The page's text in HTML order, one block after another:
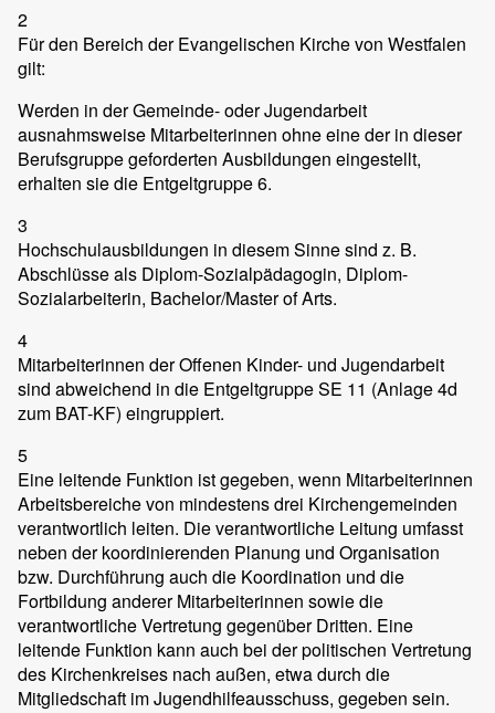
2
Für den Bereich der Evangelischen Kirche von Westfalen
gilt:
Werden in der Gemeinde- oder Jugendarbeit
ausnahmsweise Mitarbeiterinnen ohne eine der in dieser
Berufsgruppe geforderten Ausbildungen eingestellt,
erhalten sie die Entgeltgruppe 6.
3
Hochschulausbildungen in diesem Sinne sind z. B.
Abschlüsse als Diplom-Sozialpädagogin, Diplom-
Sozialarbeiterin, Bachelor/Master of Arts.
4
Mitarbeiterinnen der Offenen Kinder- und Jugendarbeit
sind abweichend in die Entgeltgruppe SE 11 (Anlage 4d
zum BAT-KF) eingruppiert.
5
Eine leitende Funktion ist gegeben, wenn Mitarbeiterinnen
Arbeitsbereiche von mindestens drei Kirchengemeinden
verantwortlich leiten. Die verantwortliche Leitung umfasst
neben der koordinierenden Planung und Organisation
bzw. Durchführung auch die Koordination und die
Fortbildung anderer Mitarbeiterinnen sowie die
verantwortliche Vertretung gegenüber Dritten. Eine
leitende Funktion kann auch bei der politischen Vertretung
des Kirchenkreises nach außen, etwa durch die
Mitgliedschaft im Jugendhilfeausschuss, gegeben sein.